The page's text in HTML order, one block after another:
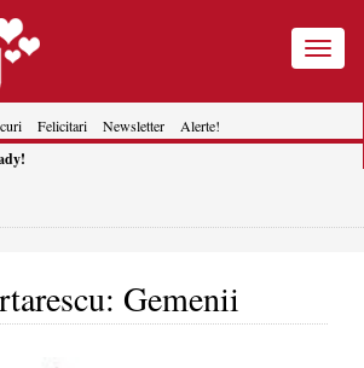
Toggle
Felicitari Newsletter Alerte!
Gemenii